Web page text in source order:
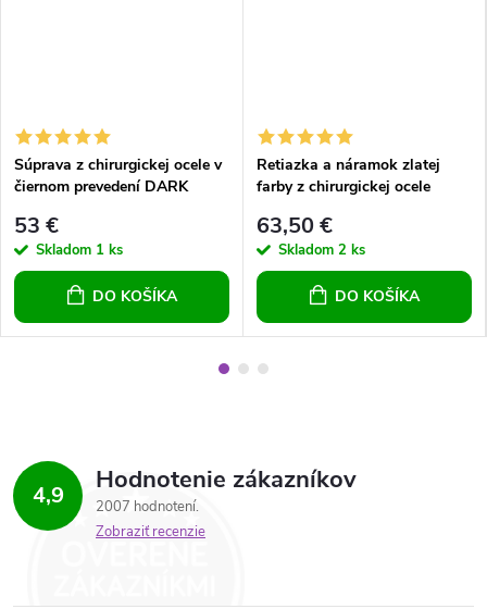
Súprava z chirurgickej ocele v
čiernom prevedení DARK
53 €
Skladom 1 ks
DO KOŠÍKA
Retiazka a náramok zlatej
farby z chirurgickej ocele
63,50 €
Skladom 2 ks
DO KOŠÍKA
4,9 Hodnotenie zákazníkov
2007 hodnotení
Zobraziť recenzie